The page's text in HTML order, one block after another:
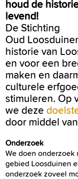
houd de
levend!
De Stichting
Oud
historie van
en voor een
maken en
culturele
stimuleren. Op
we deze
door middel
Onderzoek
We doen
gebied Loosduinen
onderzoek zoveel